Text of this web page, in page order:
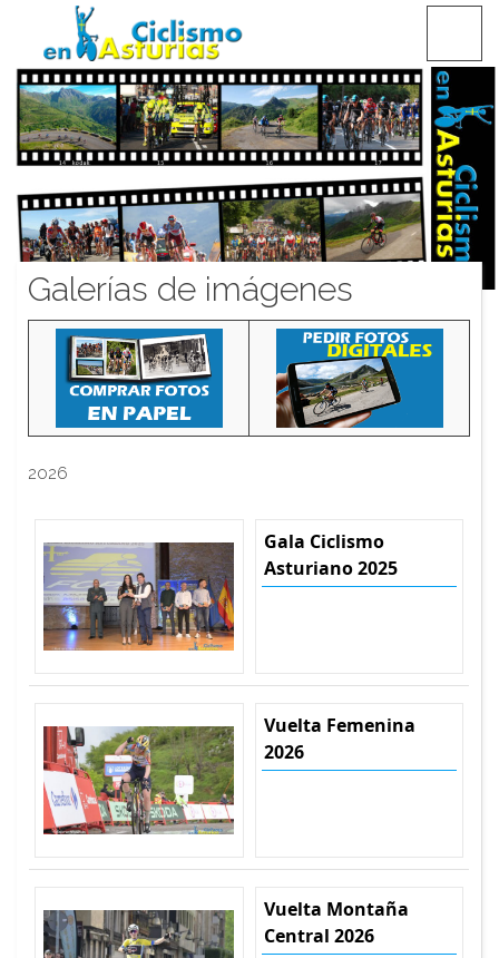
CICLISMO EN ASTURIAS
Galerías de imágenes
2026
Gala Ciclismo
Asturiano 2025
Vuelta Femenina
2026
Vuelta Montaña
Central 2026